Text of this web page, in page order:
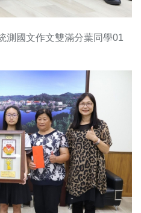
測國文作文雙滿分葉同學01